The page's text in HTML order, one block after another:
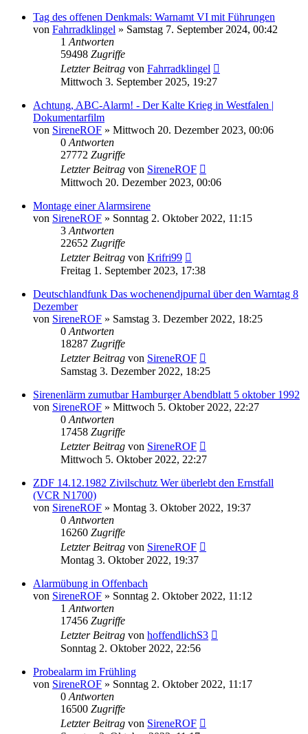
Tag des offenen Denkmals: Warnamt VI mit Führungen
von Fahrradklingel » Samstag 7. September 2024, 00:42
1 Antworten
59498 Zugriffe
Letzter Beitrag von Fahrradklingel
Mittwoch 3. September 2025, 19:27
Achtung, ABC-Alarm! - Der Kalte Krieg in Westfalen |
Dokumentarfilm
von SireneROF » Mittwoch 20. Dezember 2023, 00:06
0 Antworten
27772 Zugriffe
Letzter Beitrag von SireneROF
Mittwoch 20. Dezember 2023, 00:06
Montage einer Alarmsirene
von SireneROF » Sonntag 2. Oktober 2022, 11:15
3 Antworten
22652 Zugriffe
Letzter Beitrag von Krifri99
Freitag 1. September 2023, 17:38
Deutschlandfunk Das wochenendjpurnal über den Warntag 8
Dezember
von SireneROF » Samstag 3. Dezember 2022, 18:25
0 Antworten
18287 Zugriffe
Letzter Beitrag von SireneROF
Samstag 3. Dezember 2022, 18:25
Sirenenlärm zumutbar Hamburger Abendblatt 5 oktober 1992
von SireneROF » Mittwoch 5. Oktober 2022, 22:27
0 Antworten
17458 Zugriffe
Letzter Beitrag von SireneROF
Mittwoch 5. Oktober 2022, 22:27
ZDF 14.12.1982 Zivilschutz Wer überlebt den Ernstfall
(VCR N1700)
von SireneROF » Montag 3. Oktober 2022, 19:37
0 Antworten
16260 Zugriffe
Letzter Beitrag von SireneROF
Montag 3. Oktober 2022, 19:37
Alarmübung in Offenbach
von SireneROF » Sonntag 2. Oktober 2022, 11:12
1 Antworten
17456 Zugriffe
Letzter Beitrag von hoffendlichS3
Sonntag 2. Oktober 2022, 22:56
Probealarm im Frühling
von SireneROF » Sonntag 2. Oktober 2022, 11:17
0 Antworten
16500 Zugriffe
Letzter Beitrag von SireneROF